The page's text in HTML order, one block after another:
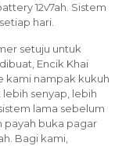
12v7ah. Sistem
hari.
setuju untuk
Encik Khai
kami nampak kukuh
senyap, lebih
lama sebelum
payah buka pagar
Bagi kami,